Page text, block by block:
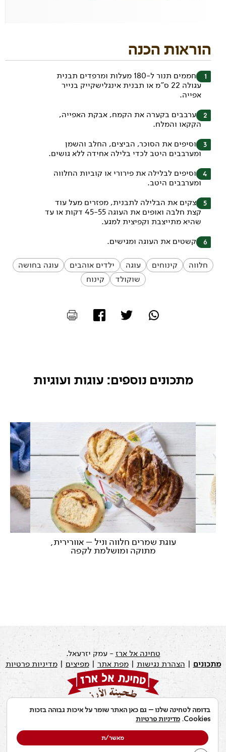
הוראות הכנה
מחממים תנור ל-180 מעלות ומרפדים תבנית
עגולה 22 ס"מ או תבנית אינגלישקייק בנייר
אפייה.
מערבבים בקערה את הקמח, אבקת האפייה,
הקקאו והמלח.
מוסיפים את הסוכר, הביצים, החלב והשמן
ומערבבים היטב לכדי בלילה אחידה ללא גושים.
מוסיפים לבלילה את פירורי או קוביות החלווה
ומערבבים היטב.
יוצקים את הבלילה לתבנית, מפזרים מעל עוד
קצת חלבה ואופים את העוגה 45-55 דקות או עד
שהיא מתייצבת וקפיצית למגע.
מקשטים את העוגה ומגישים.
חלווה קינוחים עוגה ילדים אוהבים
עוגה בחושה
שוקולד
קינוח
מתכונים נוספים: עוגות ועוגיות
עוגת שמרים חלווה וניל – אוורירית,
מתוקה ומושלמת לקפה
טחינה אל ארז- עמק יזרעאל.
מתכונים | הצהרת נגישות |מפת אתר |מפיצים |מדיניות פרטיות
עודכן לאחרונה ב: 19.07.2026
בדומה לטחינה שלנו – גם כאן האתר שומר על איכות גבוהה בזכות
Cookies. מדיניות פרטיות
מאשר/ת